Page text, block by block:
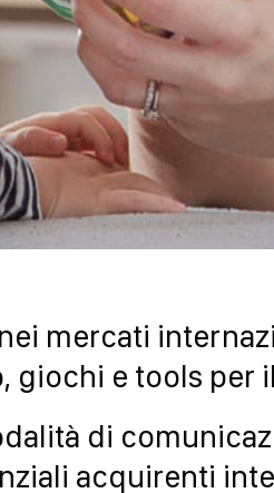
mercati
giochi e tools per
di
acquirenti